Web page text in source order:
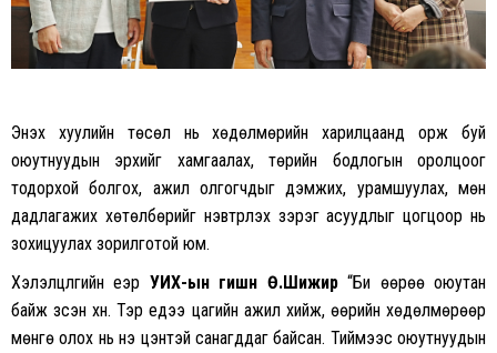
Энэхүү хуулийн төсөл нь хөдөлмөрийн харилцаанд орж буй
оюутнуудын эрхийг хамгаалах, төрийн бодлогын оролцоог
тодорхой болгох, ажил олгогчдыг дэмжих, урамшуулах, мөн
дадлагажих хөтөлбөрийг нэвтрүүлэх зэрэг асуудлыг цогцоор нь
зохицуулах зорилготой юм.
Хэлэлцүүлгийн үеэр УИХ-ын гишүүн Ө.Шижир“Би өөрөө оюутан
байж үзсэн хүн. Тэр үедээ цагийн ажил хийж, өөрийн хөдөлмөрөөр
мөнгө олох нь үнэ цэнтэй санагддаг байсан. Тиймээс оюутнуудын